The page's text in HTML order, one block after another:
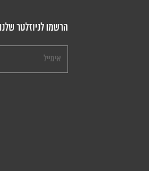
הרשמו לניוזלטר שלנו